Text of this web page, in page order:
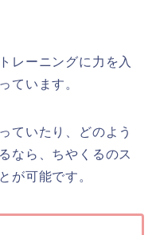
レーニングに力を入
ています。
ていたり、どのよう
なら、ちやくるのス
が可能です。